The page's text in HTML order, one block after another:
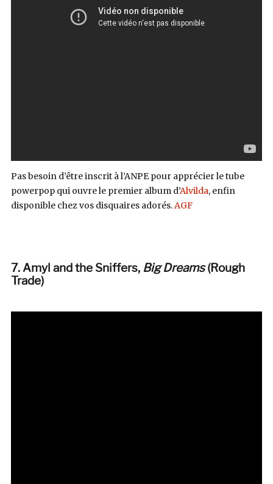
Pas besoin d’être inscrit à l’ANPE pour apprécier le tube
powerpop qui ouvre le premier album d’Alvilda, enfin
disponible chez vos disquaires adorés.AGF
7. Amyl and the Sniffers,Big Dreams(Rough
Trade)